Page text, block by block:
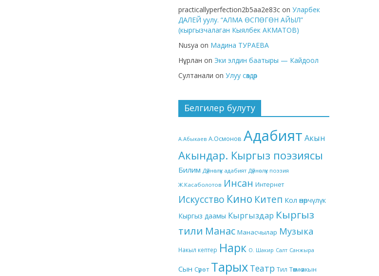
practicallyperfection2b5aa2e83c on Уларбек
ДАЛЕЙ уулу. “АЛМА ӨСПӨГӨН АЙЫЛ”
(кыргызчалаган Кыялбек АКМАТОВ)
Nusya on Мадина ТУРАЕВА
Нұрлан on Эки элдин баатыры — Кайдоол
Султанали on Улуу сөздөр
Белгилер булуту
А.Абыкаев А.Осмонов Адабият Акын
Акындар. Кыргыз поэзиясы
Билим Дүйнөлүк адабият Дүйнөлүк поэзия
Ж.Касаболотов Инсан Интернет
Искусство Кино Китеп Кол өнөрчүлүк
Кыргыз даамы Кыргыздар Кыргыз
тили Манас Манасчылар Музыка
Накыл кептер Нарк О. Шакир Салт Санжыра
Сын Сүрөт Тарых Театр Тил Төкмө акын